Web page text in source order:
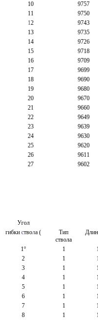
10
9757
11
9750
12
9743
13
9735
14
9726
15
9718
16
9709
17
9699
18
9690
19
9680
20
9670
21
9660
22
9649
23
9639
24
9630
25
9620
26
9611
27
9602
Угол
гибки ствола (
Тип
ствола
1° 1
2
1
3
1
4
1
5
1
6
1
7
1
8
1